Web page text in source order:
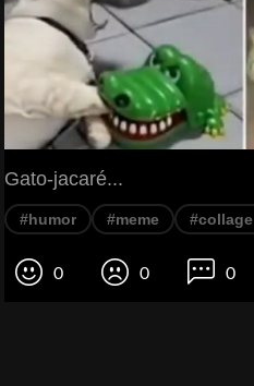
Gato-jacaré...
#humor #meme #collage
0 0 0